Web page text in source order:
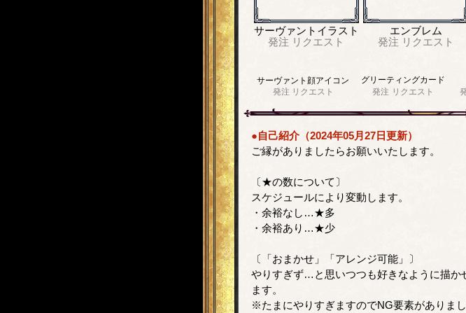
サーヴァントイラスト
発注 リクエスト
エンブレム
発注 リクエスト
サーヴァント顔アイコン
発注 リクエスト
グリーティングカード
発注 リクエスト
●自己紹介（2024年05月27日更新）
ご縁がありましたらお願いいたします。
〔★の数について〕
スケジュールにより変動します。
・余裕なし…★多
・余裕あり…★少
〔「おまかせ」「アレンジ可能」〕
やりすぎず…と思いつつも好きなように描か
ます。
※たまにやりすぎますのでNG要素がありま